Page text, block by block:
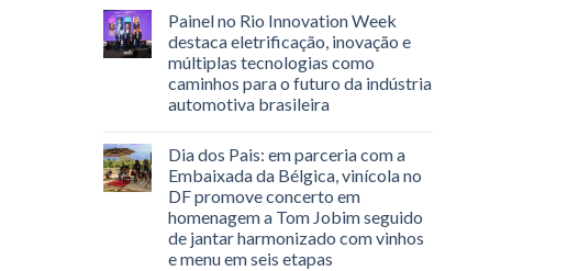
Painel no Rio Innovation Week
destaca eletrificação, inovação e
múltiplas tecnologias como
caminhos para o futuro da indústria
automotiva brasileira
Dia dos Pais: em parceria com a
Embaixada da Bélgica, vinícola no
DF promove concerto em
homenagem a Tom Jobim seguido
de jantar harmonizado com vinhos
e menu em seis etapas